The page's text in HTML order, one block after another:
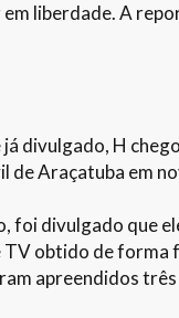
liberdade. A
divulgado, H
de Araçatuba em
foi divulgado que
TV obtido de forma
apreendidos três